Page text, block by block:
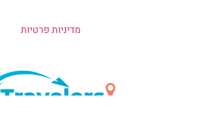
מדיניות פרטיות